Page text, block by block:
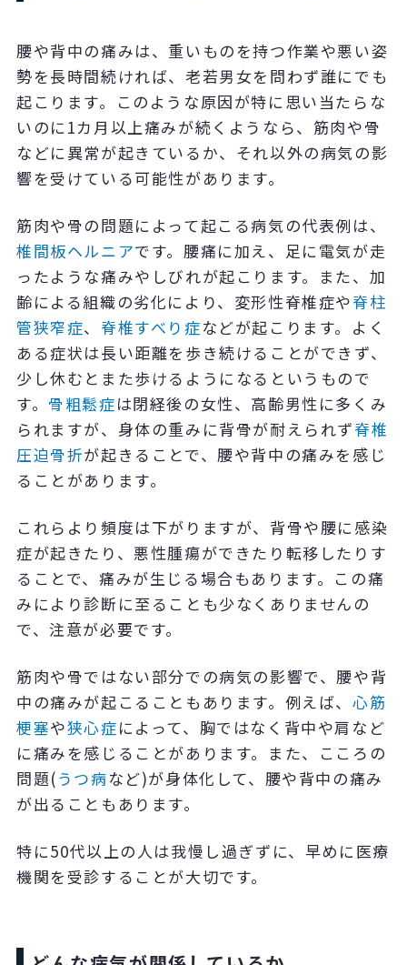
腰や背中の痛みは、重いものを持つ作業や悪い姿
勢を長時間続ければ、老若男女を問わず誰にでも
起こります。このような原因が特に思い当たらな
いのに 1カ月以上痛みが続くようなら、筋肉や骨
などに異常が起きているか、それ以外の病気の影
響を受けている可能性があります。
筋肉や骨の問題によって起こる病気の代表例は、
椎間板ヘルニアです。腰痛に加え、足に電気が走
ったような痛みやしびれが起こります。また、加
齢による組織の劣化により、変形性脊椎症や脊柱
管狭窄症、 脊椎すべり症などが起こります。よく
ある症状は長い距離を歩き続けることができず、
少し休むとまた歩けるようになるというもので
す。 骨粗鬆症は閉経後の女性、高齢男性に多くみ
られますが、身体の重みに背骨が耐えられず脊椎
圧迫骨折が起きることで、腰や背中の痛みを感じ
ることがあります。
これらより頻度は下がりますが、背骨や腰に感染
症が起きたり、悪性腫瘍ができたり転移したりす
ることで、痛みが生じる場合もあります。この痛
みにより診断に至ることも少なくありませんの
で、注意が必要です。
筋肉や骨ではない部分での病気の影響で、腰や背
中の痛みが起こることもあります。例えば、 心筋
梗塞や狭心症によって、胸ではなく背中や肩など
に痛みを感じることがあります。また、こころの
問題(うつ病など)が身体化して、腰や背中の痛み
が出ることもあります。
特に50代以上の人は我慢し過ぎずに、早めに医療
機関を受診することが大切です。